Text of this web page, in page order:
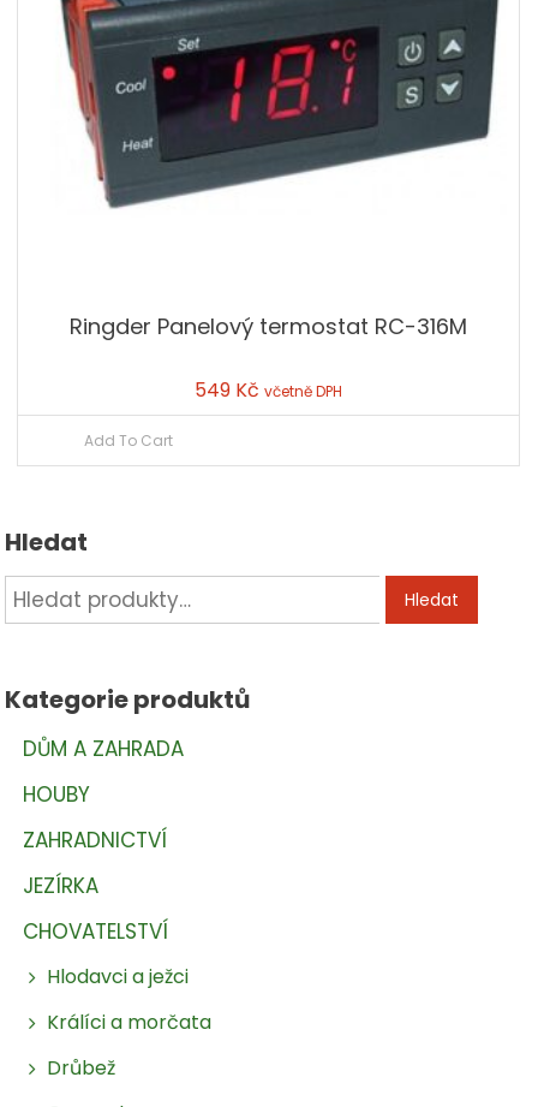
Ringder Panelový termostat RC-316M
549 Kč včetně DPH
Add To Cart
Hledat
Hledat: Hledat
Kategorie produktů
DŮM A ZAHRADA
HOUBY
ZAHRADNICTVÍ
JEZÍRKA
CHOVATELSTVÍ
Hlodavci a ježci
Králíci a morčata
Drůbež